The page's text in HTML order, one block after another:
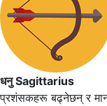
धनु Sagittarius
प्रशंसकहरू बढ्नेछन् र